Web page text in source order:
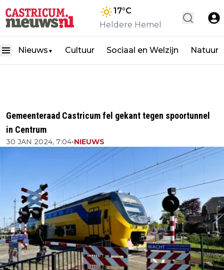
17°C
Heldere Hemel
Nieuws ▼ Cultuur Sociaal en Welzijn Natuur
Gemeenteraad Castricum fel gekant tegen spoortunnel
in Centrum
30 JAN 2024, 7:04•NIEUWS